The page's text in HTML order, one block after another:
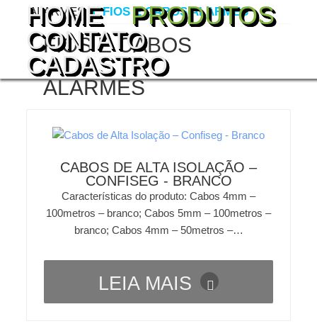
HOME
PRODUTOS
CONTATO
CADASTRO
ALARMES \\FIOS E CABOS ALARMES
FIOS E CABOS
ALARMES
CABOS DE ALTA ISOLAÇÃO –
CONFISEG - BRANCO
Características do produto: Cabos 4mm –
100metros – branco; Cabos 5mm – 100metros –
branco; Cabos 4mm – 50metros –…
LEIA MAIS